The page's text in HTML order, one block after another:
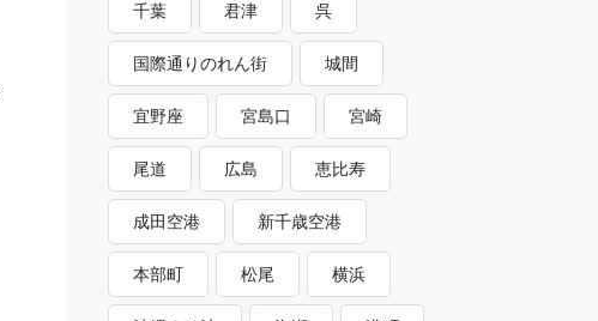
千葉 君津 呉
国際通りのれん街 城間
宜野座 宮島口 宮崎
尾道 広島 恵比寿
成田空港 新千歳空港
本部町 松尾 横浜